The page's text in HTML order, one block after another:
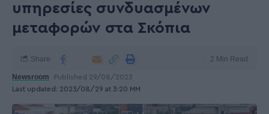
υπηρεσίες συνδυασμένων
μεταφορών στα Σκόπια
Last updated: 2023/08/29 at 3:20 ΜΜ
Newsroom Published 29/08/2023
Share 2 Min Read